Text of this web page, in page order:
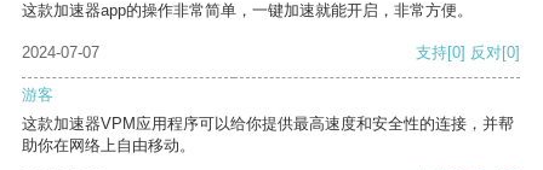
这款加速器app的操作非常简单，一键加速就能开启，非常方便。
2024-07-07 支持[0] 反对[0]
游客
这款加速器VPM应用程序可以给你提供最高速度和安全性的连接，并帮
助你在网络上自由移动。